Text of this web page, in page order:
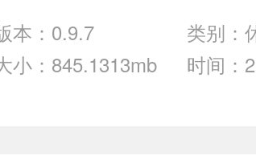
本：0.9.7
类别：
小：845.1313mb
时间：